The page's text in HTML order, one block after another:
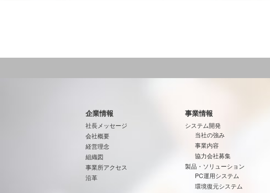
企業情報
社長メッセージ
会社概要
経営理念
組織図
事業所アクセス
沿革
事業情報
システム開発
当社の強み
事業内容
協力会社募集
製品・ソリューション
PC運用システム
環境復元システム